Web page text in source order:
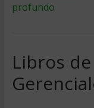
profundo
Libros